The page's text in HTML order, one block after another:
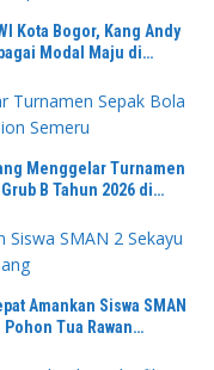
Kota Bogor, Kang Andy
Modal Maju di
Menggelar Turnamen
B Tahun 2026 di
Amankan Siswa SMAN
Tua Rawan